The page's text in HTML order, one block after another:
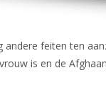
feiten ten
is en de